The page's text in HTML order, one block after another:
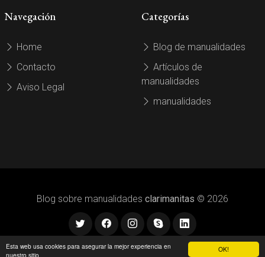
OK!
Esta web usa cookies para asegurar la mejor experiencia en
nuestro sitio.
Navegación
Home
Contacto
Aviso Legal
Categorías
Blog de manualidades
Artículos de
manualidades
manualidades
Blog sobre manualidades clarimanitas © 2026